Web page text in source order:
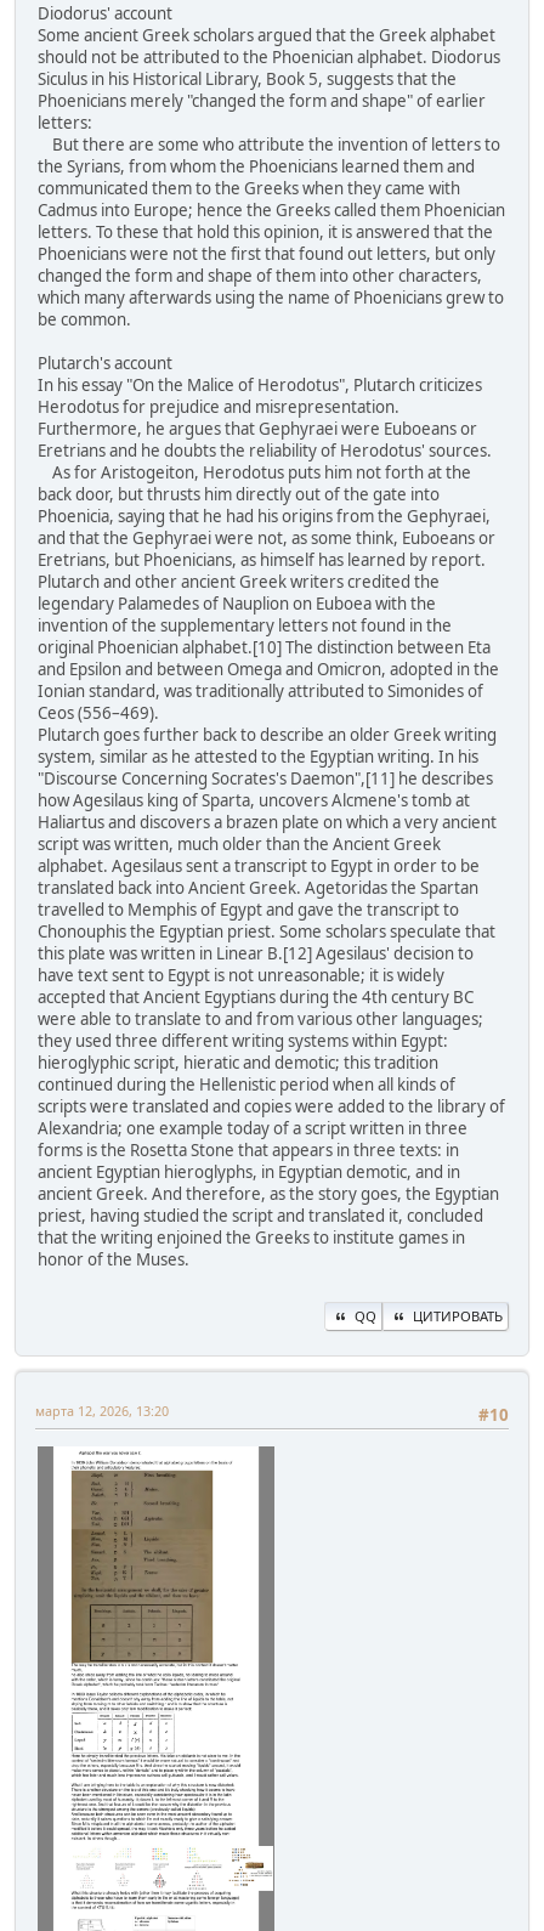
Diodorus' account
Some ancient Greek scholars argued that the Greek alphabet
should not be attributed to the Phoenician alphabet. Diodorus
Siculus in his Historical Library, Book 5, suggests that the
Phoenicians merely "changed the form and shape" of earlier
letters:
But there are some who attribute the invention of letters to
the Syrians, from whom the Phoenicians learned them and
communicated them to the Greeks when they came with
Cadmus into Europe; hence the Greeks called them Phoenician
letters. To these that hold this opinion, it is answered that the
Phoenicians were not the first that found out letters, but only
changed the form and shape of them into other characters,
which many afterwards using the name of Phoenicians grew to
be common.
Plutarch's account
In his essay "On the Malice of Herodotus", Plutarch criticizes
Herodotus for prejudice and misrepresentation.
Furthermore, he argues that Gephyraei were Euboeans or
Eretrians and he doubts the reliability of Herodotus' sources.
As for Aristogeiton, Herodotus puts him not forth at the
back door, but thrusts him directly out of the gate into
Phoenicia, saying that he had his origins from the Gephyraei,
and that the Gephyraei were not, as some think, Euboeans or
Eretrians, but Phoenicians, as himself has learned by report.
Plutarch and other ancient Greek writers credited the
legendary Palamedes of Nauplion on Euboea with the
invention of the supplementary letters not found in the
original Phoenician alphabet.[10] The distinction between Eta
and Epsilon and between Omega and Omicron, adopted in the
Ionian standard, was traditionally attributed to Simonides of
Ceos (556–469).
Plutarch goes further back to describe an older Greek writing
system, similar as he attested to the Egyptian writing. In his
"Discourse Concerning Socrates's Daemon",[11] he describes
how Agesilaus king of Sparta, uncovers Alcmene's tomb at
Haliartus and discovers a brazen plate on which a very ancient
script was written, much older than the Ancient Greek
alphabet. Agesilaus sent a transcript to Egypt in order to be
translated back into Ancient Greek. Agetoridas the Spartan
travelled to Memphis of Egypt and gave the transcript to
Chonouphis the Egyptian priest. Some scholars speculate that
this plate was written in Linear B.[12] Agesilaus' decision to
have text sent to Egypt is not unreasonable; it is widely
accepted that Ancient Egyptians during the 4th century BC
were able to translate to and from various other languages;
they used three different writing systems within Egypt:
hieroglyphic script, hieratic and demotic; this tradition
continued during the Hellenistic period when all kinds of
scripts were translated and copies were added to the library of
Alexandria; one example today of a script written in three
forms is the Rosetta Stone that appears in three texts: in
ancient Egyptian hieroglyphs, in Egyptian demotic, and in
ancient Greek. And therefore, as the story goes, the Egyptian
priest, having studied the script and translated it, concluded
that the writing enjoined the Greeks to institute games in
honor of the Muses.
QQ ЦИТИРОВАТЬ
#10
марта 12, 2026, 13:20